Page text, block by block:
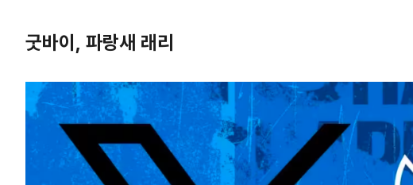
굿바이, 파랑새 래리